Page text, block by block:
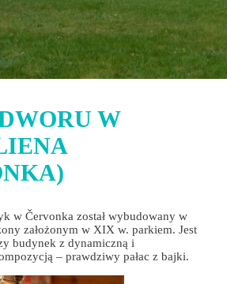
W
w Červonka został wybudowany w
założonym w XIX w. parkiem. Jest
budynek z dynamiczną i
– prawdziwy pałac z bajki.